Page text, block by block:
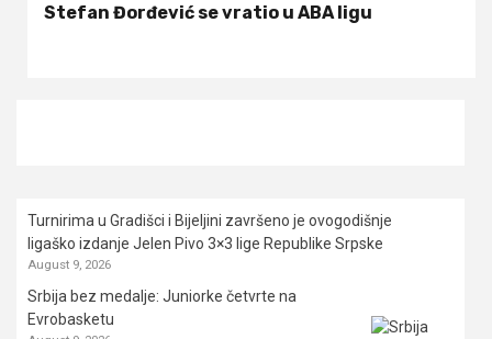
Stefan Đorđević se vratio u ABA ligu
Turnirima u Gradišci i Bijeljini završeno je ovogodišnje
ligaško izdanje Jelen Pivo 3×3 lige Republike Srpske
August 9, 2026
Srbija bez medalje: Juniorke četvrte na
Evrobasketu